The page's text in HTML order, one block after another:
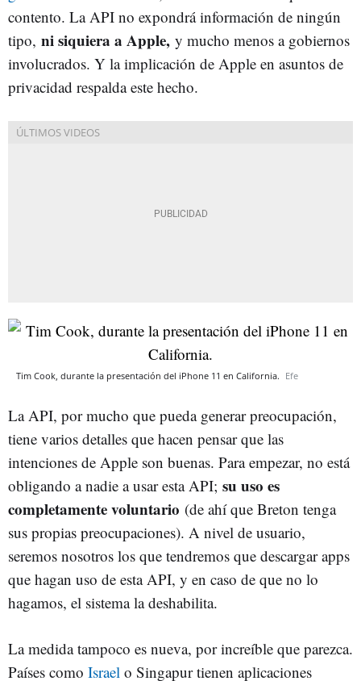
contento. La API no expondrá información de ningún
tipo, ni siquiera a Apple, y mucho menos a gobiernos
involucrados. Y la implicación de Apple en asuntos de
privacidad respalda este hecho.
Tim Cook, durante la presentación del iPhone 11 en California. Efe
La API, por mucho que pueda generar preocupación,
tiene varios detalles que hacen pensar que las
intenciones de Apple son buenas. Para empezar, no está
obligando a nadie a usar esta API; su uso es
completamente voluntario (de ahí que Breton tenga
sus propias preocupaciones). A nivel de usuario,
seremos nosotros los que tendremos que descargar apps
que hagan uso de esta API, y en caso de que no lo
hagamos, el sistema la deshabilita.
La medida tampoco es nueva, por increíble que parezca.
Países como Israel o Singapur tienen aplicaciones